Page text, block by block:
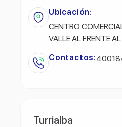
Ubicación:
CENTRO
VALLE AL FRENTE
Contactos:
Turrialba